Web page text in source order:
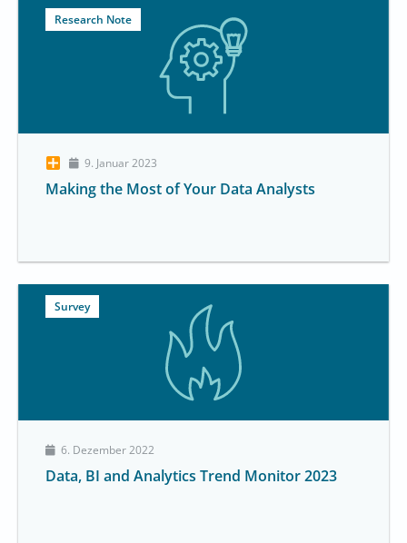
Research Note
9. Januar 2023
Making the Most of Your Data Analysts
Survey
6. Dezember 2022
Data, BI and Analytics Trend Monitor 2023